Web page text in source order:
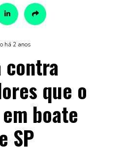
há 2 anos
contra
que o
boate
SP